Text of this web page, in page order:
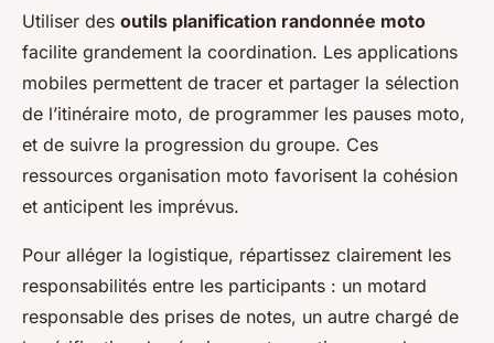
Utiliser des outils planification randonnée moto
facilite grandement la coordination. Les applications
mobiles permettent de tracer et partager la sélection
de l’itinéraire moto, de programmer les pauses moto,
et de suivre la progression du groupe. Ces
ressources organisation moto favorisent la cohésion
et anticipent les imprévus.
Pour alléger la logistique, répartissez clairement les
responsabilités entre les participants : un motard
responsable des prises de notes, un autre chargé de